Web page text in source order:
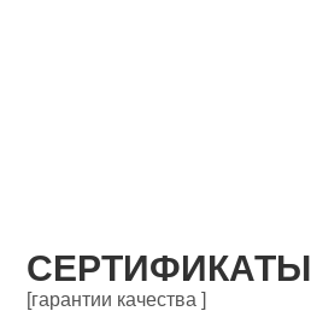
СЕРТИФИКАТЫ
[гарантии качества ]